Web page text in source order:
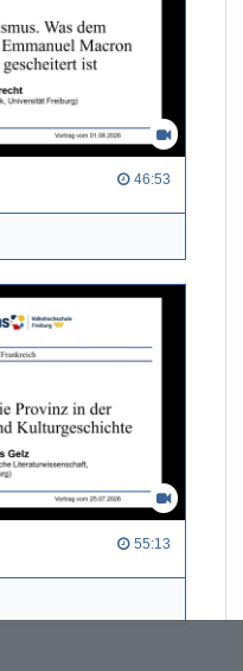
46:53
55:13